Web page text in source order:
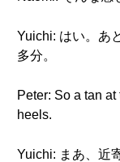
Yuichi: はい。あ
多分。
Peter: So a tan
heels.
Yuichi: まあ、近